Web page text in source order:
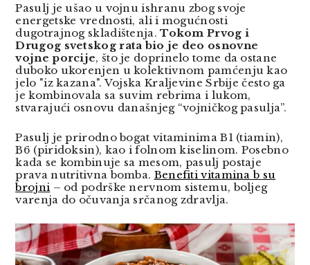
Pasulj je ušao u vojnu ishranu zbog svoje
energetske vrednosti, ali i mogućnosti
dugotrajnog skladištenja.Tokom Prvog i
Drugog svetskog rata bio je deo osnovne
vojne porcije, što je doprinelo tome da ostane
duboko ukorenjen u kolektivnom pamćenju kao
jelo "iz kazana". Vojska Kraljevine Srbije često ga
je kombinovala sa suvim rebrima i lukom,
stvarajući osnovu današnjeg “vojničkog pasulja”.
Pasulj je prirodno bogat vitaminima B1 (tiamin),
B6 (piridoksin), kao i folnom kiselinom. Posebno
kada se kombinuje sa mesom, pasulj postaje
prava nutritivna bomba. Benefiti vitamina b su
brojni – od podrške nervnom sistemu, boljeg
varenja do očuvanja srčanog zdravlja.